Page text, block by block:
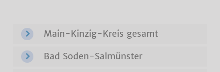
Main-Kinzig-Kreis gesamt
Bad Soden-Salmünster